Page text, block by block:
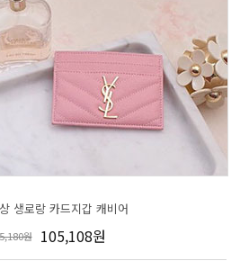
생로랑 카드지갑 캐비어
원 105,108원